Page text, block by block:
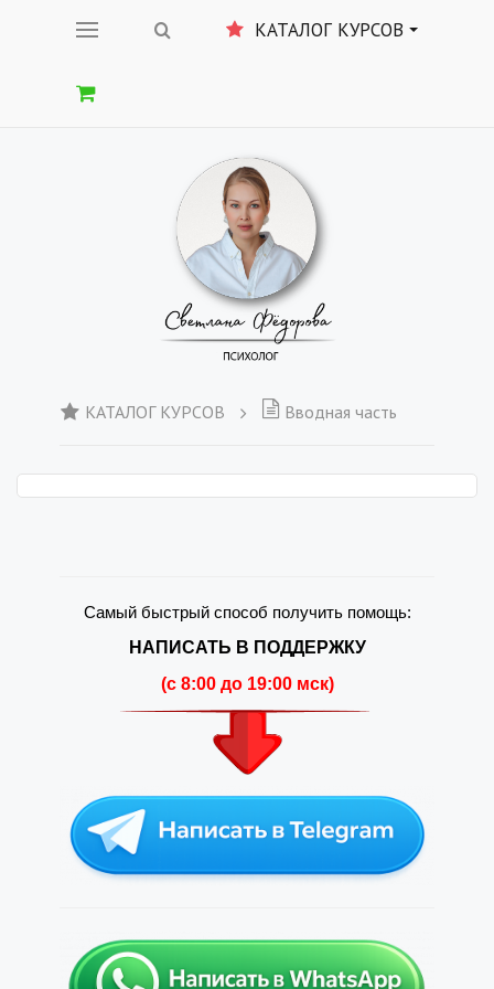
КАТАЛОГ КУРСОВ
КАТАЛОГ КУРСОВ Вводная часть
Самый быстрый способ получить помощь:
НАПИСАТЬ В ПОДДЕРЖКУ
(c 8:00 до 19:00 мск)